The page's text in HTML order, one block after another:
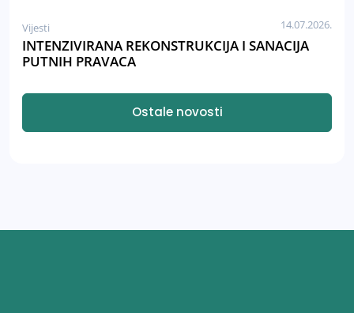
Vijesti 14.07.2026.
INTENZIVIRANA REKONSTRUKCIJA I SANACIJA
PUTNIH PRAVACA
Ostale novosti